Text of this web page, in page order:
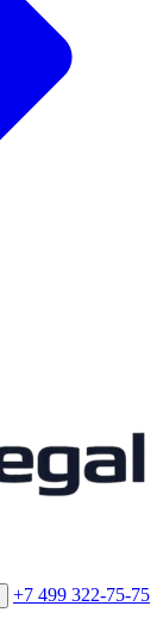
+7 499 322-75-75